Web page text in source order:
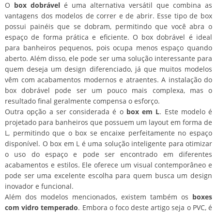
O box dobrável é uma alternativa versátil que combina as
vantagens dos modelos de correr e de abrir. Esse tipo de box
possui painéis que se dobram, permitindo que você abra o
espaço de forma prática e eficiente. O box dobrável é ideal
para banheiros pequenos, pois ocupa menos espaço quando
aberto. Além disso, ele pode ser uma solução interessante para
quem deseja um design diferenciado, já que muitos modelos
vêm com acabamentos modernos e atraentes. A instalação do
box dobrável pode ser um pouco mais complexa, mas o
resultado final geralmente compensa o esforço.
Outra opção a ser considerada é o box em L. Este modelo é
projetado para banheiros que possuem um layout em forma de
L, permitindo que o box se encaixe perfeitamente no espaço
disponível. O box em L é uma solução inteligente para otimizar
o uso do espaço e pode ser encontrado em diferentes
acabamentos e estilos. Ele oferece um visual contemporâneo e
pode ser uma excelente escolha para quem busca um design
inovador e funcional.
Além dos modelos mencionados, existem também os boxes
com vidro temperado. Embora o foco deste artigo seja o PVC, é